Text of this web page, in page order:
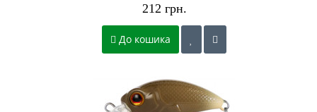
212 грн.
До кошика